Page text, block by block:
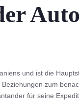
und ist die
zum
für seine